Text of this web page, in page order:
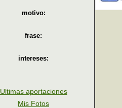
motivo:
frase:
intereses:
Ultimas aportaciones
Mis Fotos